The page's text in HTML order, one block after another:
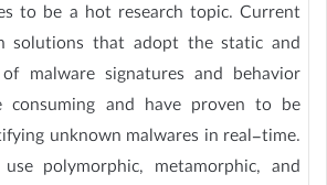
to be a hot research topic. Current
solutions that adopt the static and
malware signatures and behavior
consuming and have proven to be
unknown malwares in real-time.
polymorphic, metamorphic, and